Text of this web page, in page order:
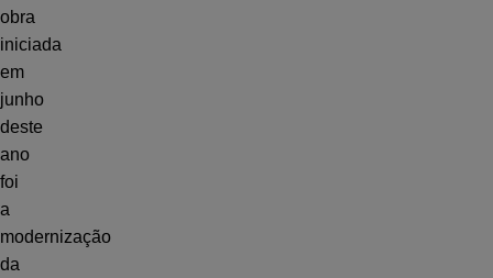
obra
iniciada
em
junho
deste
ano
foi
a
modernização
da